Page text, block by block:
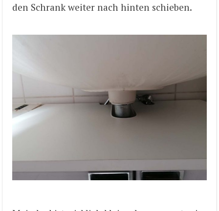
den Schrank weiter nach hinten schieben.